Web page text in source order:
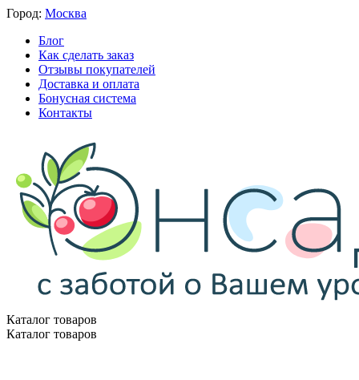
Город: Москва
Блог
Как сделать заказ
Отзывы покупателей
Доставка и оплата
Бонусная система
Контакты
Каталог товаров
Каталог товаров